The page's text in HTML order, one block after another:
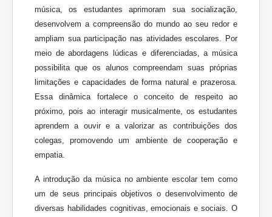
música, os estudantes aprimoram sua socialização,
desenvolvem a compreensão do mundo ao seu redor e
ampliam sua participação nas atividades escolares. Por
meio de abordagens lúdicas e diferenciadas, a música
possibilita que os alunos compreendam suas próprias
limitações e capacidades de forma natural e prazerosa.
Essa dinâmica fortalece o conceito de respeito ao
próximo, pois ao interagir musicalmente, os estudantes
aprendem a ouvir e a valorizar as contribuições dos
colegas, promovendo um ambiente de cooperação e
empatia.
A introdução da música no ambiente escolar tem como
um de seus principais objetivos o desenvolvimento de
diversas habilidades cognitivas, emocionais e sociais. O